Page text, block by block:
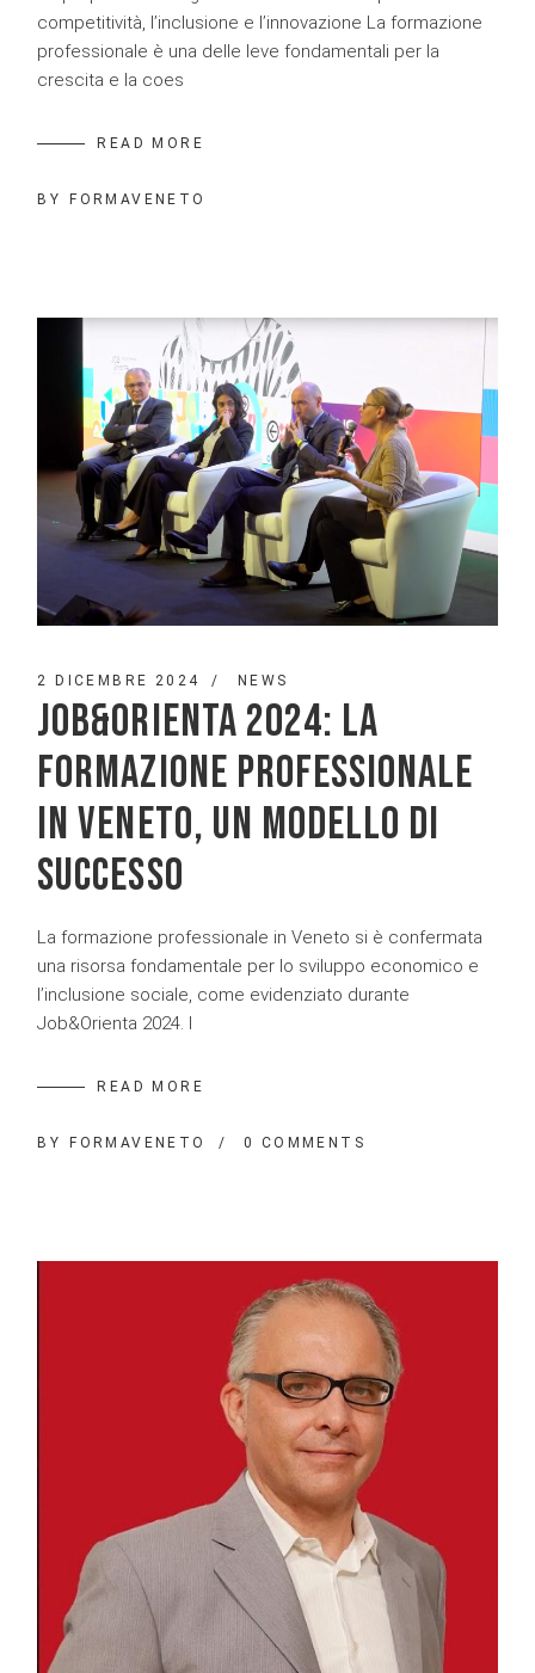
competitività, l’inclusione e l’innovazione La formazione
professionale è una delle leve fondamentali per la
crescita e la coes
READ MORE
BY FORMAVENETO
2 DICEMBRE 2024 NEWS
JOB&ORIENTA 2024: LA
FORMAZIONE PROFESSIONALE
IN VENETO, UN MODELLO DI
SUCCESSO
La formazione professionale in Veneto si è confermata
una risorsa fondamentale per lo sviluppo economico e
l’inclusione sociale, come evidenziato durante
Job&Orienta 2024. I
READ MORE
BY FORMAVENETO 0 COMMENTS